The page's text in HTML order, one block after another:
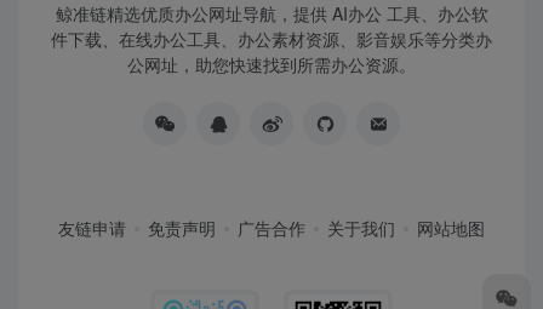
鲸准链精选优质办公网址导航，提供 AI办公 工具、办公软
件下载、在线办公工具、办公素材资源、影音娱乐等分类办
公网址，助您快速找到所需办公资源。
友链申请 免责声明 广告合作 关于我们 网站地图